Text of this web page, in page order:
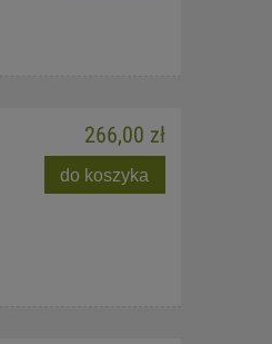
266,00 zł
do koszyka